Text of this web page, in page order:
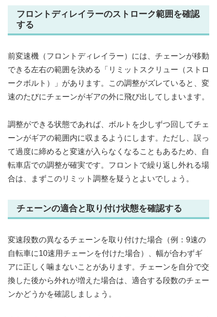
フロントディレイラーのストローク範囲を確認
する
前変速機（フロントディレイラー）には、チェーンが移動
できる左右の範囲を決める「リミットスクリュー（ストロ
ークボルト）」があります。この調整がズレていると、変
速のたびにチェーンがギアの外に飛び出してしまいます。
調整ができる状態であれば、ボルトを少しずつ回してチェ
ーンがギアの範囲内に収まるようにします。ただし、誤っ
て過度に締めると変速が入らなくなることもあるため、自
転車店での調整が確実です。フロントで繰り返し外れる場
合は、まずこのリミット調整を疑うとよいでしょう。
チェーンの適合と取り付け状態を確認する
変速段数の異なるチェーンを取り付けた場合（例：9速の
自転車に10速用チェーンを付けた場合）、幅が合わずギ
アに正しく噛まないことがあります。チェーンを自分で交
換した後から外れが増えた場合は、適合する段数のチェー
ンかどうかを確認しましょう。